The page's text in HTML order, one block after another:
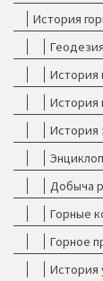
История
История
История
История
Добыча
Горные
Горное
История